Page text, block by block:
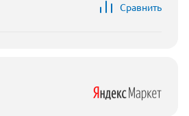
Сравнить